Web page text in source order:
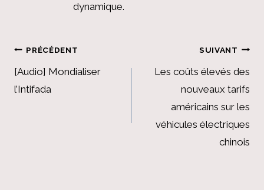
dynamique.
Navigation
de
PRÉCÉDENT
[Audio] Mondialiser
l’Intifada
SUIVANT
Les coûts élevés des
nouveaux tarifs
américains sur les
véhicules électriques
chinois